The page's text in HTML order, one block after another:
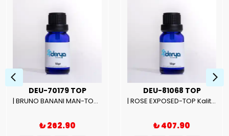
DEU-70179 TOP
| BRUNO BANANI MAN-TOP Kalite Erkek Parfüm Esansı.|
₺ 262.90
DEU-81068 TOP
| ROSE EXPOSED-TOP Kalite Unısex Parfüm Esansı.|
₺ 407.90